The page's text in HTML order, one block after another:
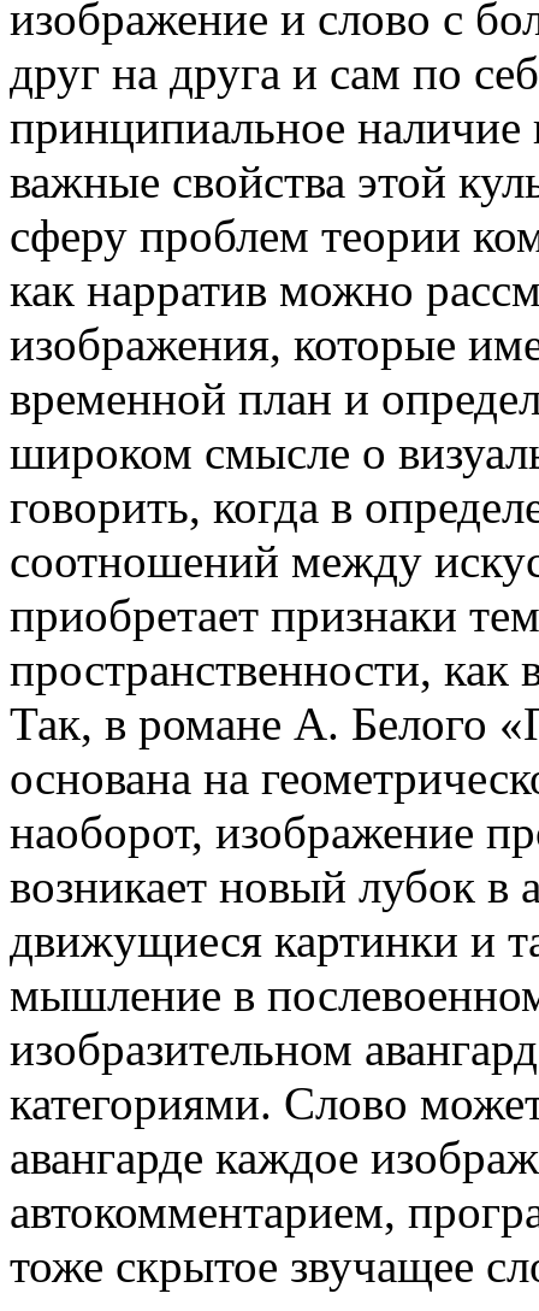
изображение и слово с
друг на друга и сам по
принципиальное наличие
важные свойства этой
сферу проблем теории
как нарратив можно
изображения, которые
временной план и
широком смысле о
говорить, когда в
соотношений между
приобретает признаки
пространственности, как
Так, в романе А. Белого
основана на
наоборот, изображение
возникает новый лубок в
движущиеся картинки и
мышление в
изобразительном
категориями. Слово
авангарде каждое
автокомментарием,
тоже скрытое звучащее